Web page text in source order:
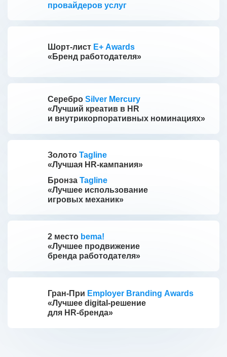
провайдеров услуг
Шорт-лист E+ Awards
«Бренд работодателя»
Серебро Silver Mercury
«Лучший креатив в HR
и внутрикорпоративных номинациях»
Золото Tagline
«Лучшая HR-кампания»
Бронза Tagline
«Лучшее использование
игровых механик»
2 место bema!
«Лучшее продвижение
бренда работодателя»
Гран-При Employer Branding Awards
«Лучшее digital-решение
для HR-бренда»